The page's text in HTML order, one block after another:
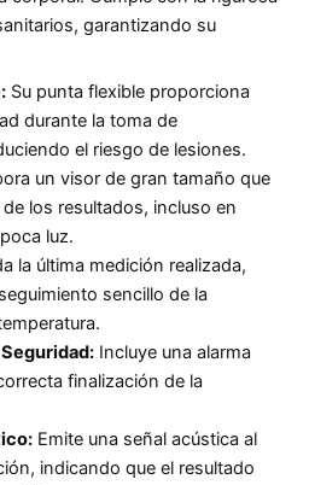
garantizando su
Su punta flexible proporciona
durante la toma de
el riesgo de lesiones.
un visor de gran tamaño que
los resultados, incluso en
luz.
la última medición realizada,
sencillo de la
Incluye una alarma
finalización de la
Emite una señal acústica al
indicando que el resultado